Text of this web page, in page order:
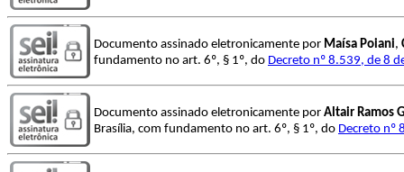
Documento assinado eletronicamente por Maísa Poiani,
fundamento no art. 6º, § 1º, do Decreto nº 8.539, de 8
Documento assinado eletronicamente por Altair Ramos
Brasília, com fundamento no art. 6º, § 1º, do Decreto nº